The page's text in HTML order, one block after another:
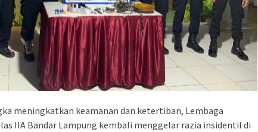
meningkatkan keamanan dan ketertiban, Lembaga
IIA Bandar Lampung kembali menggelar razia insidentil di